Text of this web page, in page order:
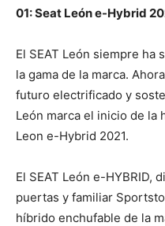
01: Seat León e-Hybrid
El SEAT León siempre ha
la gama de la marca.
futuro electrificado y
León marca el inicio de la
Leon e-Hybrid 2021.
El SEAT León e-HYBRID,
puertas y familiar
híbrido enchufable de la